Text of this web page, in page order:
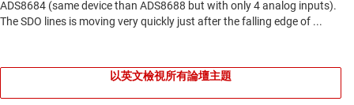
以英文檢視所有論壇主題